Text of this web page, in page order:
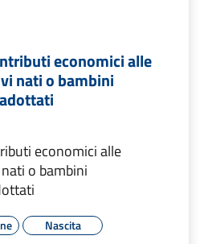
economici alle
nati o bambini
economici alle
o bambini
Nascita